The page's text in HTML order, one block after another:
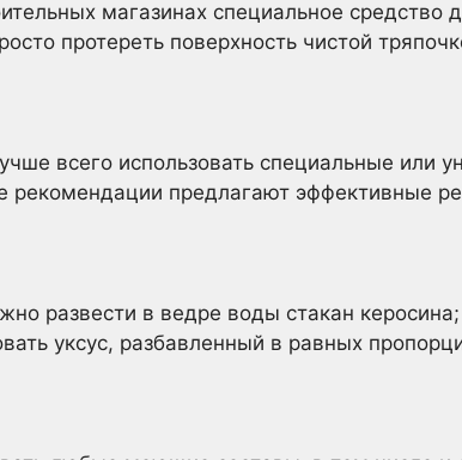
магазинах специальное средство
протереть поверхность чистой
всего использовать специальные или
рекомендации предлагают эффективные
развести в ведре воды стакан керосина;
уксус, разбавленный в равных